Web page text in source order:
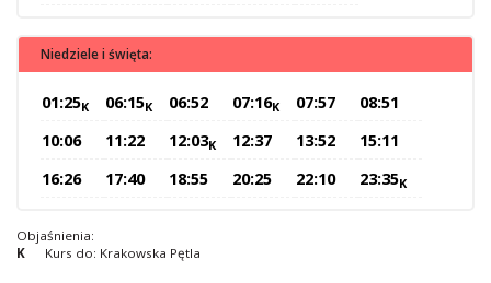
Niedziele i święta:
01:25K 06:15K 06:52 07:16K 07:57
08:51
10:06
11:22 12:03K 12:37 13:52
15:11
16:26
17:40 18:55 20:25 22:10 23:35K
Objaśnienia:
K
Kurs do: Krakowska Pętla